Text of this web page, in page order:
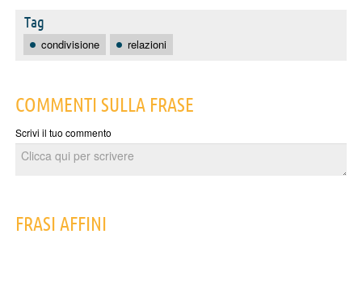
Tag
condivisione relazioni
COMMENTI SULLA FRASE
Scrivi il tuo commento
FRASI AFFINI